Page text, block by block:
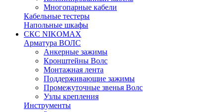
Многопарные кабели
Кабельные тестеры
Напольные шкафы
СКС NIKOMAX
Арматура ВОЛС
Анкерные зажимы
Кронштейны Волс
Монтажная лента
Поддерживающие зажимы
Промежуточные звенья Волс
Узлы крепления
Инструменты